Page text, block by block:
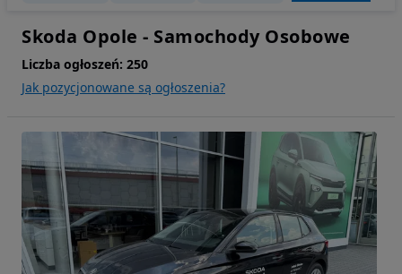
Skoda Opole - Samochody Osobowe
Liczba ogłoszeń: 250
Jak pozycjonowane są ogłoszenia?